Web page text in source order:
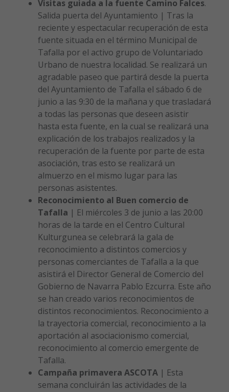
Visitas guiada a la fuente Camino Falces.
Salida puerta del Ayuntamiento | Tras la
reciente y espectacular recuperación de esta
fuente situada en el término Municipal de
Tafalla por el activo grupo de Voluntariado
Urbano de nuestra localidad. Se realizará un
agradable paseo que partirá desde la puerta
del Ayuntamiento de Tafalla el sábado 6 de
junio a las 9:30 de la mañana y que trasladará
a todas las personas que deseen asistir
hasta esta fuente, en la cual se realizará una
explicación de los trabajos realizados y la
recuperación de la fuente por parte de esta
asociación, tras esto se realizará un
almuerzo en el mismo lugar para las
personas asistentes.
Reconocimiento al Buen comercio de
Tafalla | El miércoles 3 de junio a las 20:00
horas de la tarde en el Centro Cultural
Kulturgunea se celebrará la gala de
reconocimiento a distintos comercios y
personas comerciantes de Tafalla a la que
asistirá el Director General de Comercio del
Gobierno de Navarra Pablo Ezcurra. Este año
se han creado varios reconocimientos de
distintos reconocimientos. Reconocimiento a
la trayectoria comercial, reconocimiento a la
aportación al asociacionismo comercial,
reconocimiento al comercio emergente de
Tafalla.
Campaña primavera ASCOTA| Esta
semana concluirán las actividades de la